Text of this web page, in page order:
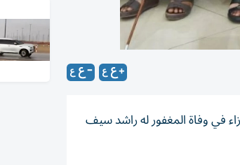
في وفاة المغفور له راشد سيف